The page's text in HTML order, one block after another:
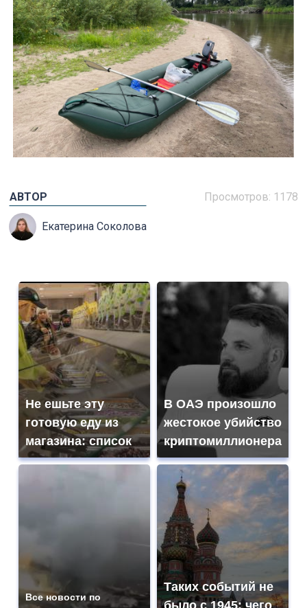
Просмотров: 1178
АВТОР
Екатерина Соколова
Не ешьте эту
готовую еду из
магазина: список
В ОАЭ произошло
жестокое убийство
криптомиллионера
Все новости по
Таких событий не
было с 1945: чего